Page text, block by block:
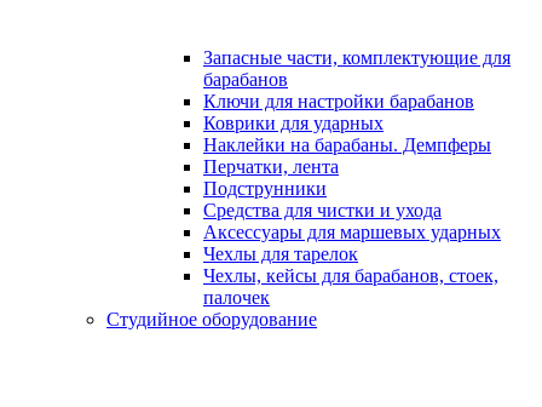
Запасные части, комплектующие для
барабанов
Ключи для настройки барабанов
Коврики для ударных
Наклейки на барабаны. Демпферы
Перчатки, лента
Подструнники
Средства для чистки и ухода
Аксессуары для маршевых ударных
Чехлы для тарелок
Чехлы, кейсы для барабанов, стоек,
палочек
Студийное оборудование